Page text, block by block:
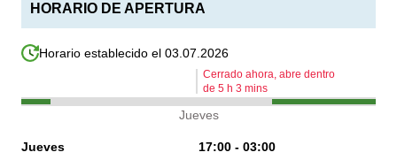
HORARIO DE APERTURA
Horario establecido el 03.07.2026
Cerrado ahora, abre dentro
de 5h 3 mins
Jueves
Jueves
17:00 - 03:00